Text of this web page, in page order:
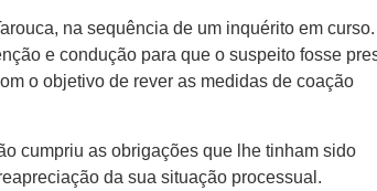
na sequência de um inquérito em curso.
e condução para que o suspeito fosse
o objetivo de rever as medidas de coação
cumpriu as obrigações que lhe tinham sido
da sua situação processual.